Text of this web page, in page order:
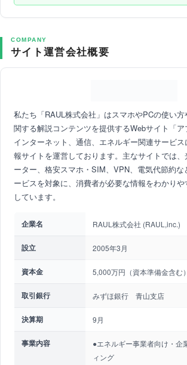
COMPANY
サイト運営会社概要
私たち「RAUL株式会社」はスマホやPCの使い
関する解説コンテンツを提供するWebサイト「ア
インターネット、通信、エネルギー関連サービ
報サイトを運営しております。主なサイトでは
ーター、格安スマホ・SIM、VPN、電気代節約な
ービスを対象に、消費者が必要な情報をわかり
しています。
企業名 RAUL株式会社 (RAUL,inc.)
設立 2005年3月
資本金 5,000万円（資本準備金含む）
取引銀行 みずほ銀行 青山支店
決算期 9月
事業内容
●エネルギー事業者向け・企
ィング